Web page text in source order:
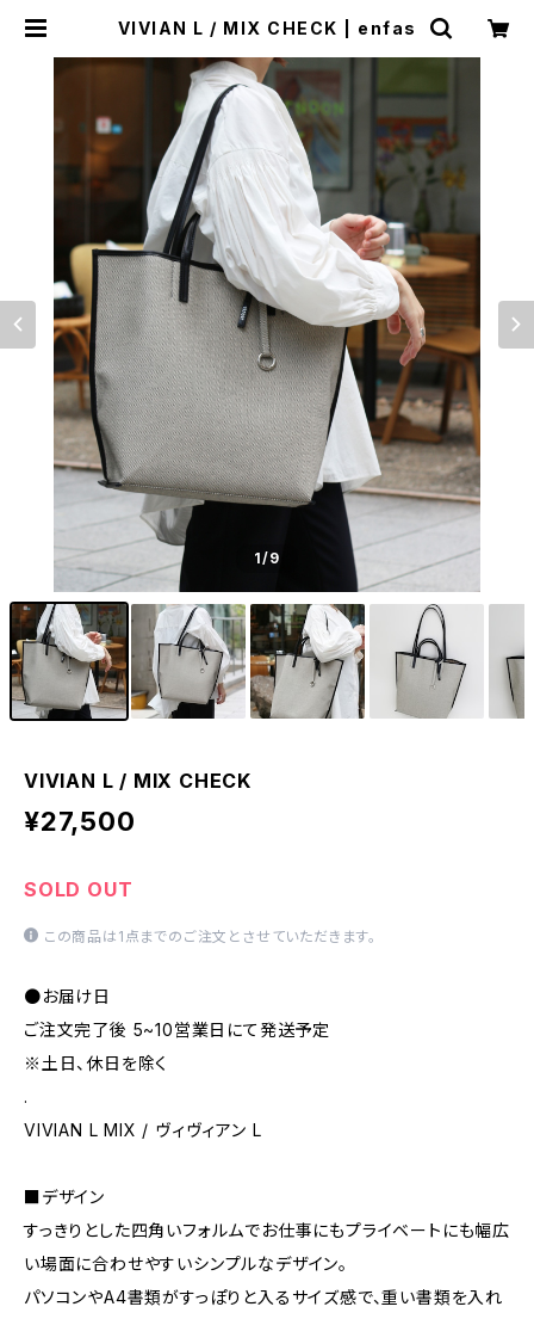
VIVIAN L / MIX CHECK | enfas
1/9
VIVIAN L / MIX CHECK
¥27,500
SOLD OUT
この商品は1点までのご注文とさせていただきます。
●お届け日
ご注文完了後 5~10営業日にて発送予定
※土日、休日を除く
.
VIVIAN L MIX / ヴィヴィアン L
■デザイン
すっきりとした四角いフォルムでお仕事にもプライベートにも幅広
い場面に合わせやすいシンプルなデザイン。
パソコンやA4書類がすっぽりと入るサイズ感で、重い書類を入れ